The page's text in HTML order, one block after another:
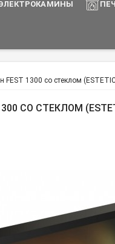
FEST 1300 со стеклом
СО СТЕКЛОМ